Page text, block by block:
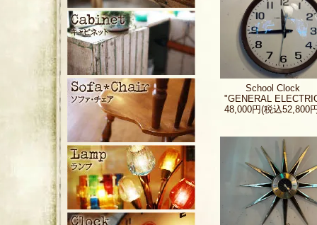
School Clock
"GENERAL
48,000円(税込52,800